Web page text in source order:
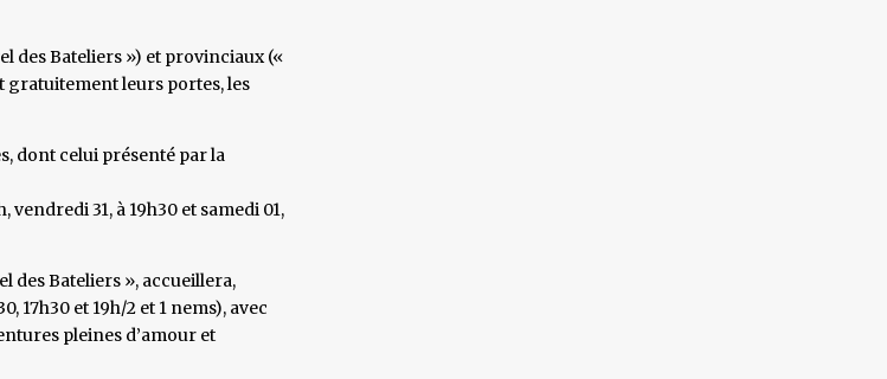
des Bateliers ») et provinciaux («
gratuitement leurs portes, les
dont celui présenté par la
vendredi 31, à 19h30 et samedi 01,
des Bateliers », accueillera,
17h30 et 19h/2 et 1 nems), avec
pleines d’amour et